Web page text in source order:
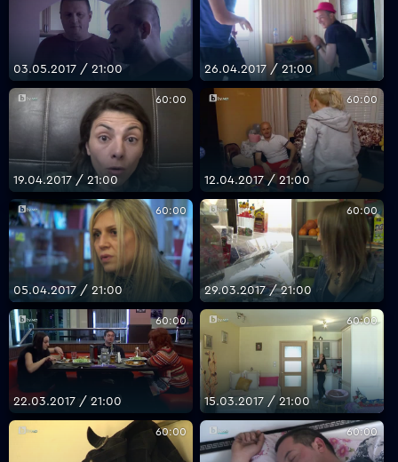
03.05.2017 / 21:00 26.04.2017 / 21:00
60:00
19.04.2017 / 21:00
60:00
12.04.2017 / 21:00
60:00
05.04.2017 / 21:00
60:00
29.03.2017 / 21:00
60:00
22.03.2017 / 21:00
60:00
15.03.2017 / 21:00
60:00 60:00